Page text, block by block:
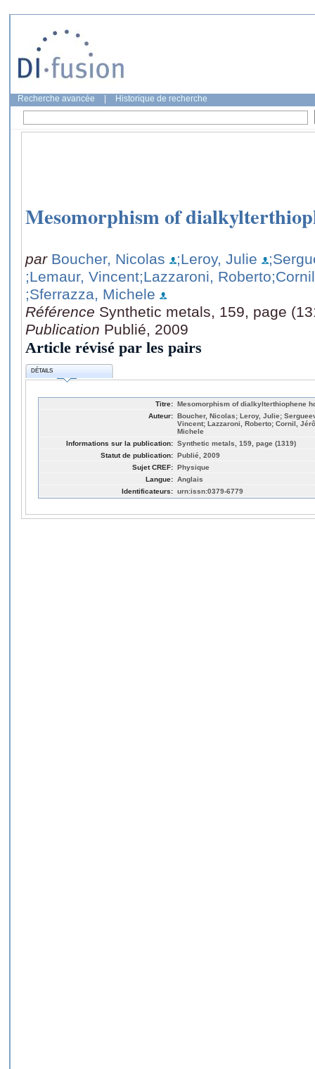
Recherche avancée Historique de recherche
Mesomorphism of
par Boucher, Nicolas ;Leroy, Julie
;Lemaur, Vincent;Lazzaroni, Roberto
;Sferrazza, Michele
Référence Synthetic metals, 159, page
Publication Publié, 2009
Article révisé par les pairs
DÉTAILS
Titre: Mesomorphism of dialkylterthiophene
Auteur: Boucher, Nicolas; Leroy, Julie;
Vincent; Lazzaroni, Roberto; Cornil,
Michele
Informations sur la publication: Synthetic metals, 159, page (1319)
Statut de publication: Publié, 2009
Sujet CREF: Physique
Langue: Anglais
Identificateurs: urn:issn:0379-6779